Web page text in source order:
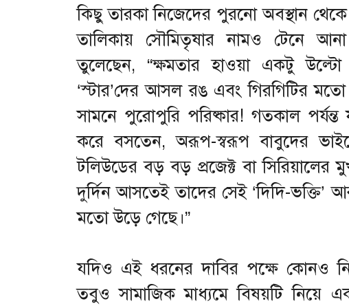
কিছু তারকা নিজেদের পুরনো অবস্থান থেকে
তালিকায় সৌমিতৃষার নামও টেনে আনা
তুলেছেন, “ক্ষমতার হাওয়া একটু
‘স্টার’দের আসল রঙ এবং গিরগিটির
সামনে পুরোপুরি পরিষ্কার! গতকাল
করে বসতেন, অরূপ-স্বরূপ বাবুদের
টলিউডের বড় বড় প্রজেক্ট বা সিরিয়ালের
দুর্দিন আসতেই তাদের সেই ‘দিদি-ভক্তি’
মতো উড়ে গেছে।”
যদিও এই ধরনের দাবির পক্ষে কোনও
তবুও সামাজিক মাধ্যমে বিষয়টি নিয়ে